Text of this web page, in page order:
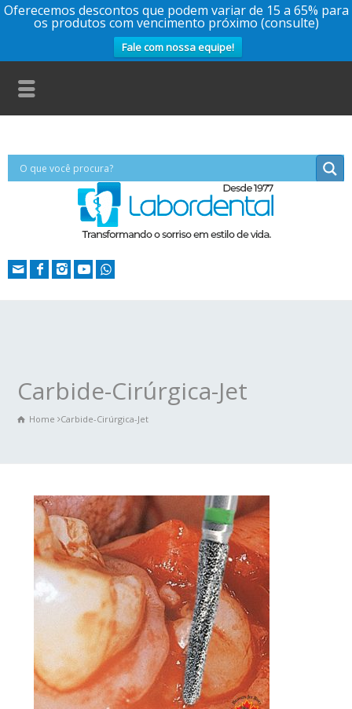
Oferecemos descontos que podem variar de 15 a 65% para
os produtos com vencimento próximo (consulte)
Fale com nossa equipe!
Carbide-Cirúrgica-Jet
Home Carbide-Cirúrgica-Jet